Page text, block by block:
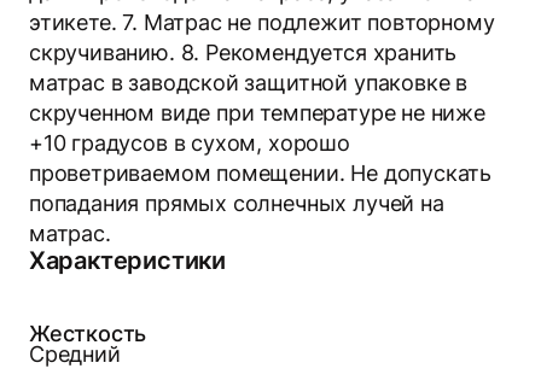
этикете. 7. Матрас не подлежит повторному
скручиванию. 8. Рекомендуется хранить
матрас в заводской защитной упаковке в
скрученном виде при температуре не ниже
+10 градусов в сухом, хорошо
проветриваемом помещении. Не допускать
попадания прямых солнечных лучей на
матрас.
Характеристики
Жесткость
Средний